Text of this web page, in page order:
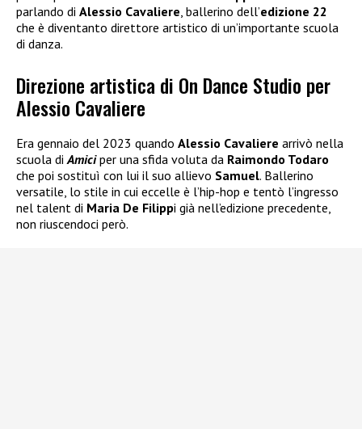
parlando di Alessio Cavaliere, ballerino dell’edizione 22
che è diventanto direttore artistico di un’importante scuola
di danza.
Direzione artistica di On Dance Studio per
Alessio Cavaliere
Era gennaio del 2023 quando Alessio Cavaliere arrivò nella
scuola di Amiciper una sfida voluta da Raimondo Todaro
che poi sostituì con lui il suo allievo Samuel. Ballerino
versatile, lo stile in cui eccelle è l’hip-hop e tentò l’ingresso
nel talent di Maria De Filippi già nell’edizione precedente,
non riuscendoci però.